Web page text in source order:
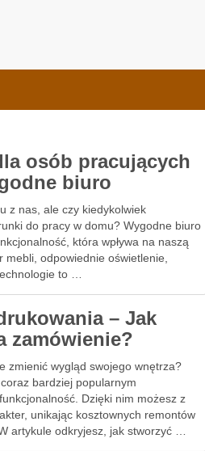
osób pracujących
biuro
z nas, ale czy kiedykolwiek
do pracy w domu? Wygodne biuro
która wpływa na naszą
mebli, odpowiednie oświetlenie,
to …
– Jak
zamówienie?
zmienić wygląd swojego wnętrza?
bardziej popularnym
Dzięki nim możesz z
unikając kosztownych remontów
artykule odkryjesz, jak stworzyć …